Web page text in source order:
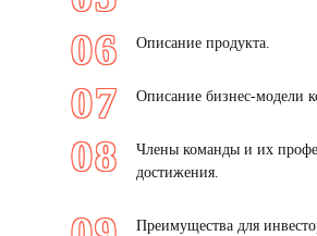
Описание продукта.
Описание бизнес-модели
Члены команды и их
достижения.
Преимущества для